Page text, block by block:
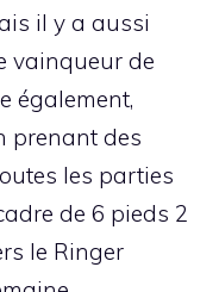
il y a aussi
vainqueur de
également,
prenant des
les parties
de 6 pieds 2
le Ringer